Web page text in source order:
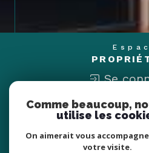
Se
Comme beaucoup,
utilise les
On aimerait vous
votre visite.